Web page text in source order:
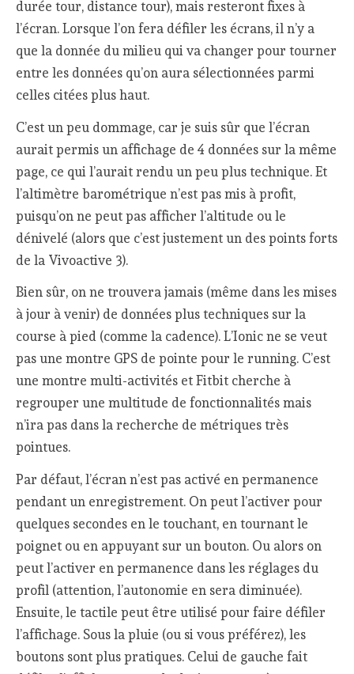
durée tour, distance tour), mais resteront fixes à
l’écran. Lorsque l’on fera défiler les écrans, il n’y a
que la donnée du milieu qui va changer pour tourner
entre les données qu’on aura sélectionnées parmi
celles citées plus haut.
C’est un peu dommage, car je suis sûr que l’écran
aurait permis un affichage de 4 données sur la même
page, ce qui l’aurait rendu un peu plus technique. Et
l’altimètre barométrique n’est pas mis à profit,
puisqu’on ne peut pas afficher l’altitude ou le
dénivelé (alors que c’est justement un des points forts
de la Vivoactive 3).
Bien sûr, on ne trouvera jamais (même dans les mises
à jour à venir) de données plus techniques sur la
course à pied (comme la cadence). L’Ionic ne se veut
pas une montre GPS de pointe pour le running. C’est
une montre multi-activités et Fitbit cherche à
regrouper une multitude de fonctionnalités mais
n’ira pas dans la recherche de métriques très
pointues.
Par défaut, l’écran n’est pas activé en permanence
pendant un enregistrement. On peut l’activer pour
quelques secondes en le touchant, en tournant le
poignet ou en appuyant sur un bouton. Ou alors on
peut l’activer en permanence dans les réglages du
profil (attention, l’autonomie en sera diminuée).
Ensuite, le tactile peut être utilisé pour faire défiler
l’affichage. Sous la pluie (ou si vous préférez), les
boutons sont plus pratiques. Celui de gauche fait